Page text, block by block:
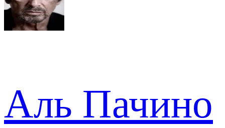
Аль Пачино